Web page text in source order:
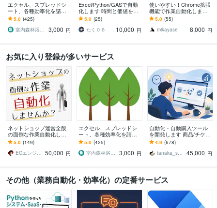
エクセル、スプレッドシ
ート、各種効率化を請負
ます 集計、データ分析、
管理表、業務効率化はお
任せ下さい！
5.0 (425)
室内森林浴届け隊
3,000 円
Excel/Python/GASで自動
化します 時間と価値を生
む、あなたの自動化
5.0 (25)
たく０６
10,000 円
使いやすい！Chrome拡張
機能で作業自動化します 2
00件以上の自動化実績で
ご要望にお応えします。
5.0 (55)
mikayase
8,000 円
お気に入り登録が多いサービス
ネットショップ運営全般
の面倒な作業自動化しま
す 楽天・アマゾン・ヤフ
ーショッピング面倒な作
業してませんか？
5.0 (149)
ECエンジニア neger 50,000 円
エクセル、スプレッドシ
ート、各種効率化を請負
ます 集計、データ分析、
管理表、業務効率化はお
任せ下さい！
5.0 (425)
室内森林浴届け隊
3,000 円
自動化・自動購入ツール
を開発します 商品/チケッ
ト/レッスン/予約など何で
もどうぞ！
4.9 (678)
tanaka_s_001
45,000 円
その他（業務自動化・効率化）の定番サービス